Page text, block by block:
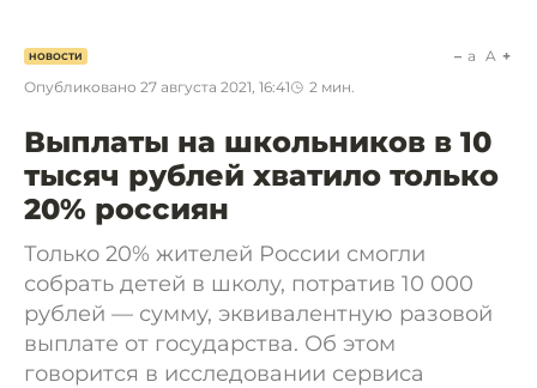
НОВОСТИ
Опубликовано 27 августа 2021, 16:41 2 мин.
a A
Выплаты на школьников в 10
тысяч рублей хватило только
20% россиян
Только 20% жителей России смогли
собрать детей в школу, потратив 10 000
рублей — сумму, эквивалентную разовой
выплате от государства. Об этом
говорится в исследовании сервиса